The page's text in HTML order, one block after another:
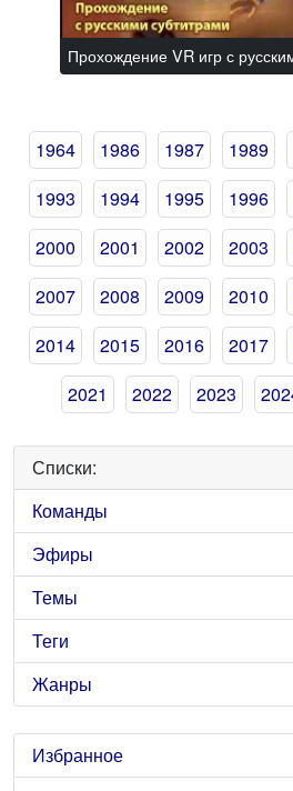
Прохождение VR игр с
1964 1986 1987 1989
1993
1994 1995 1996
2000
2001 2002 2003
2007
2008 2009 2010
2014
2015 2016 2017
2021
2022 2023
Списки:
Команды
Эфиры
Темы
Теги
Жанры
Избранное